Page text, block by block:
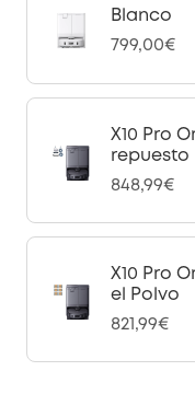
Blanco
799,00€
X10 Pro
repuesto
848,99€
X10 Pro
el Polvo
821,99€